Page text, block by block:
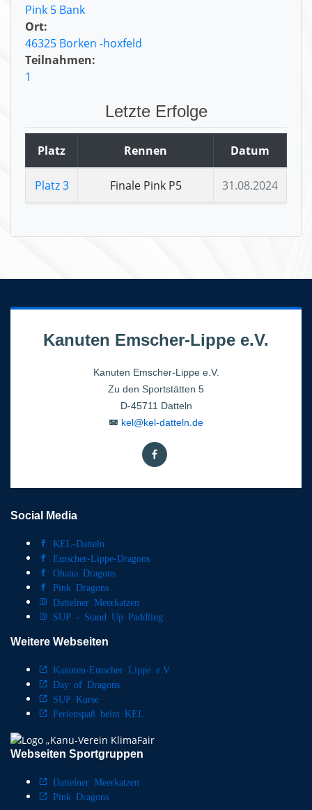
Pink 5 Bank
Ort:
46325 Borken -hoxfeld
Teilnahmen:
1
Letzte Erfolge
Platz Rennen Datum
Platz 3 Finale Pink P5 31.08.2024
Kanuten Emscher-Lippe e.V.
Kanuten Emscher-Lippe e.V.
Zu den Sportstätten 5
D-45711 Datteln
kel@kel-datteln.de
Social Media
KEL-Datteln
Emscher-Lippe-Dragons
Ohana Dragons
Pink Dragons
Dattelner Meerkatzen
SUP - Stand Up Paddling
Weitere Webseiten
Kanuten-Emscher Lippe e.V.
Day of Dragons
SUP Kurse
Ferienspaß beim KEL
Webseiten Sportgruppen
Dattelner Meerkatzen
Pink Dragons